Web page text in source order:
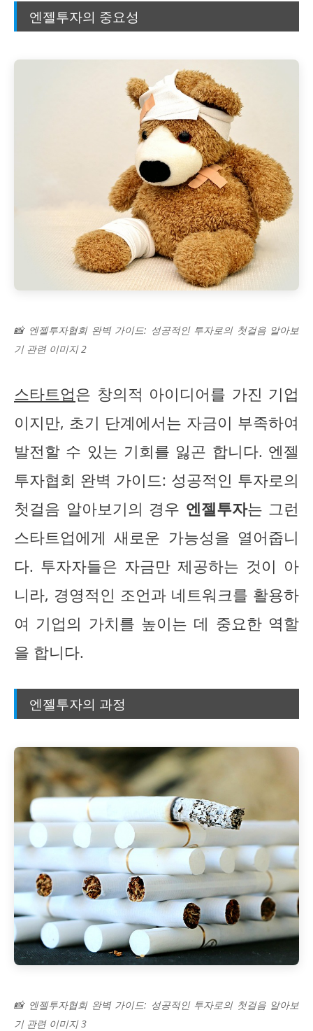
엔젤투자의 중요성
📸 엔젤투자협회 완벽 가이드: 성공적인 투자로의 첫걸음 알아보
기 관련 이미지 2
스타트업은 창의적 아이디어를 가진 기업
이지만, 초기 단계에서는 자금이 부족하여
발전할 수 있는 기회를 잃곤 합니다. 엔젤
투자협회 완벽 가이드: 성공적인 투자로의
첫걸음 알아보기의 경우 엔젤투자는 그런
스타트업에게 새로운 가능성을 열어줍니
다. 투자자들은 자금만 제공하는 것이 아
니라, 경영적인 조언과 네트워크를 활용하
여 기업의 가치를 높이는 데 중요한 역할
을 합니다.
엔젤투자의 과정
📸 엔젤투자협회 완벽 가이드: 성공적인 투자로의 첫걸음 알아보
기 관련 이미지 3